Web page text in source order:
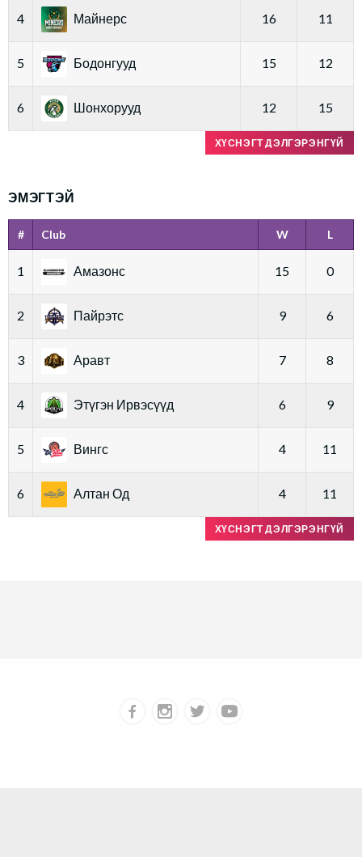
4 Майнерс 16 11
5 Бодонгууд 15 12
6 Шонхорууд 12 15
ХҮСНЭГТ ДЭЛГЭРЭНГҮЙ
ЭМЭГТЭЙ
# Club W L
1 Амазонс 15 0
2 Пайрэтс 9 6
3 Аравт 7 8
4 Этүгэн Ирвэсүүд 6 9
5 Вингс 4 11
6 Алтан Од 4 11
ХҮСНЭГТ ДЭЛГЭРЭНГҮЙ